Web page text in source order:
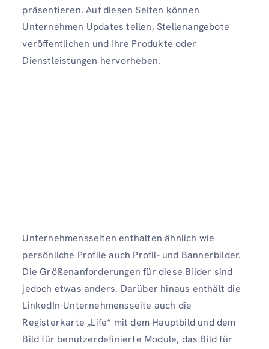
präsentieren. Auf diesen Seiten können
Unternehmen Updates teilen, Stellenangebote
veröffentlichen und ihre Produkte oder
Dienstleistungen hervorheben.
Unternehmensseiten enthalten ähnlich wie
persönliche Profile auch Profil- und Bannerbilder.
Die Größenanforderungen für diese Bilder sind
jedoch etwas anders. Darüber hinaus enthält die
LinkedIn-Unternehmensseite auch die
Registerkarte „Life“ mit dem Hauptbild und dem
Bild für benutzerdefinierte Module, das Bild für